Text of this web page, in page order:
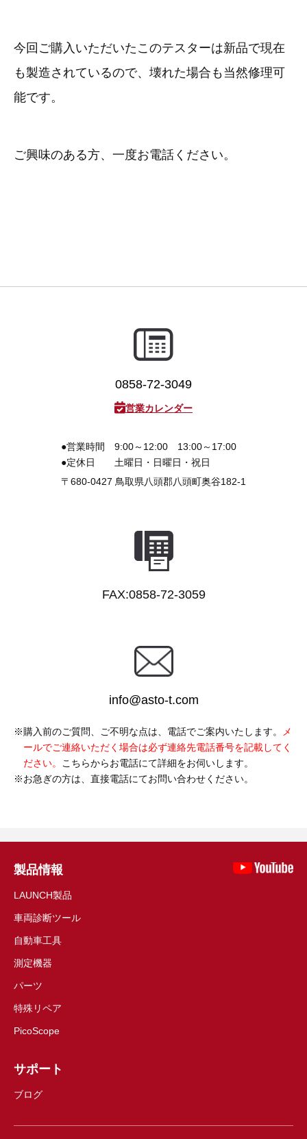
今回ご購入いただいたこのテスターは新品で現在
も製造されているので、壊れた場合も当然修理可
能です。
ご興味のある方、一度お電話ください。
0858-72-3049
営業カレンダー
●営業時間
9:00～12:00 13:00～17:00
●定休日
土曜日・日曜日・祝日
〒680-0427 鳥取県八頭郡八頭町奥谷182-1
FAX:0858-72-3059
info@asto-t.com
購入前のご質問、ご不明な点は、電話でご案内いたします。
メ
ールでご連絡いただく場合は必ず連絡先電話番号を記載してく
ださい。
こちらからお電話にて詳細をお伺いします。
お急ぎの方は、直接電話にてお問い合わせください。
製品情報
LAUNCH製品
車両診断ツール
自動車工具
測定機器
パーツ
特殊リペア
PicoScope
サポート
ブログ